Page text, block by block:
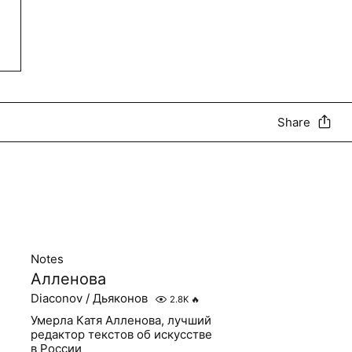
Share
Notes
Алленова
Diaconov / Дьяконов 2.8K 🔥
Умерла Катя Алленова, лучший
редактор текстов об искусстве
в России